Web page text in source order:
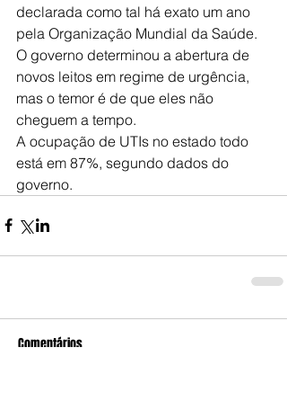
declarada como tal há exato um ano
pela Organização Mundial da Saúde.
O governo determinou a abertura de
novos leitos em regime de urgência,
mas o temor é de que eles não
cheguem a tempo.
A ocupação de UTIs no estado todo
está em 87%, segundo dados do
governo.
Comentários